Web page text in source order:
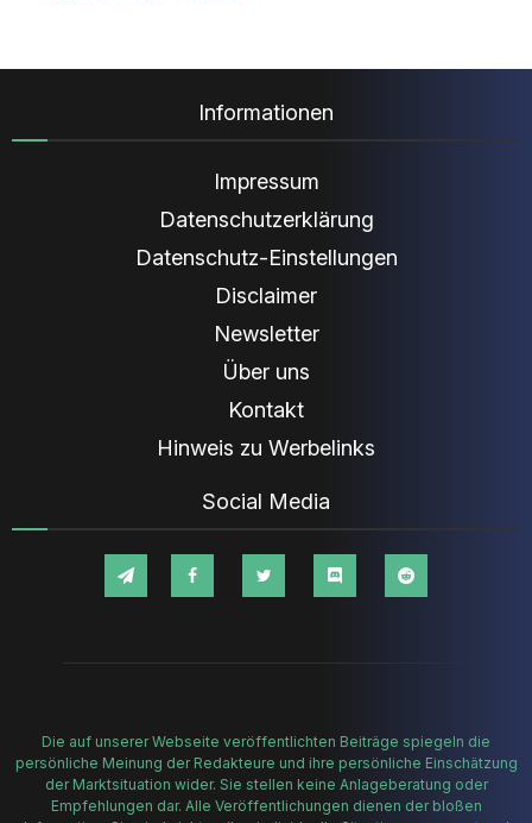
Informationen
Impressum
Datenschutzerklärung
Datenschutz-Einstellungen
Disclaimer
Newsletter
Über uns
Kontakt
Hinweis zu Werbelinks
Social Media
Die auf unserer Webseite veröffentlichten Beiträge spiegeln die
persönliche Meinung der Redakteure und ihre persönliche Einschätzung
der Marktsituation wider. Sie stellen keine Anlageberatung oder
Empfehlungen dar. Alle Veröffentlichungen dienen der bloßen